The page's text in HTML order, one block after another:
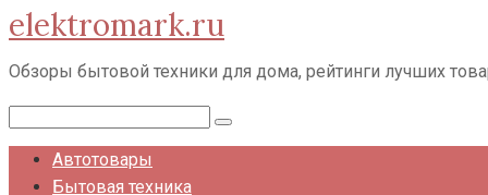
Перейти
к
контенту
elektromark.ru
Обзоры бытовой техники для дома, рейтинги лучших
Автотовары
Бытовая техника